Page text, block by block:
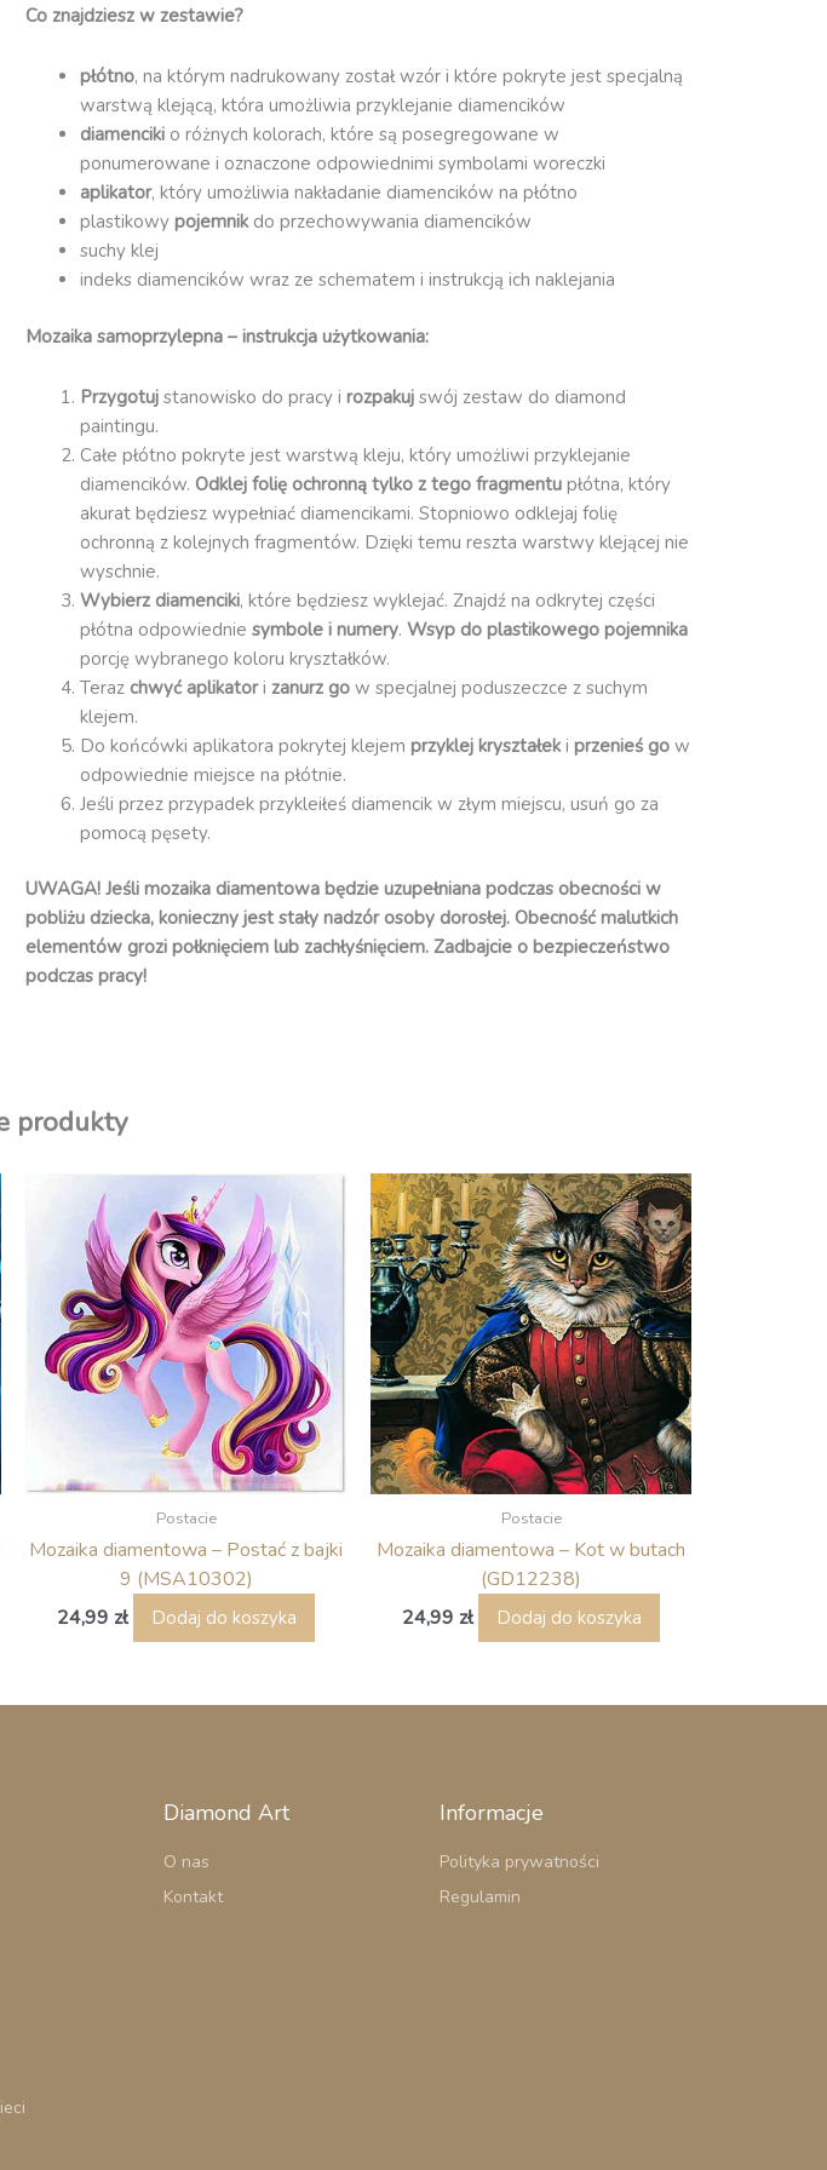
Indianie
Co znajdziesz w zestawie?
płótno, na którym nadrukowany został wzór i które pokryte jest specjalną
warstwą klejącą, która umożliwia przyklejanie diamencików
diamenciki o różnych kolorach, które są posegregowane w
ponumerowane i oznaczone odpowiednimi symbolami woreczki
aplikator, który umożliwia nakładanie diamencików na płótno
plastikowy pojemnik do przechowywania diamencików
suchy klej
indeks diamencików wraz ze schematem i instrukcją ich naklejania
Mozaika samoprzylepna – instrukcja użytkowania:
Przygotuj stanowisko do pracy i rozpakuj swój zestaw do diamond
paintingu.
Całe płótno pokryte jest warstwą kleju, który umożliwi przyklejanie
diamencików. Odklej folię ochronną tylko z tego fragmentu płótna, który
akurat będziesz wypełniać diamencikami. Stopniowo odklejaj folię
ochronną z kolejnych fragmentów. Dzięki temu reszta warstwy klejącej nie
wyschnie.
Wybierz diamenciki, które będziesz wyklejać. Znajdź na odkrytej części
płótna odpowiednie symbole i numery. Wsyp do plastikowego pojemnika
porcję wybranego koloru kryształków.
Teraz chwyć aplikatori zanurz go w specjalnej poduszeczce z suchym
klejem.
Do końcówki aplikatora pokrytej klejem przyklej kryształeki przenieś go w
odpowiednie miejsce na płótnie.
Jeśli przez przypadek przykleiłeś diamencik w złym miejscu, usuń go za
pomocą pęsety.
UWAGA! Jeśli mozaika diamentowa będzie uzupełniana podczas obecności w
pobliżu dziecka, konieczny jest stały nadzór osoby dorosłej. Obecność malutkich
elementów grozi połknięciem lub zachłyśnięciem. Zadbajcie o bezpieczeństwo
podczas pracy!
produkty
Postacie
Mozaika diamentowa – Postać z bajki
9 (MSA10302)
24,99 zł Dodaj do koszyka
Postacie
Mozaika diamentowa – Kot w butach
(GD12238)
24,99 zł Dodaj do koszyka
Diamond Art
O nas
Kontakt
Informacje
Polityka prywatności
Regulamin